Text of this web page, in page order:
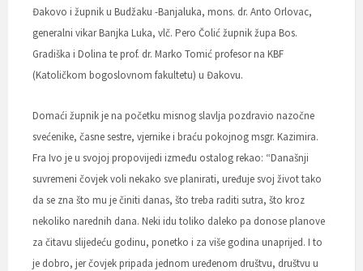
Đakovo i župnik u Budžaku -Banjaluka, mons. dr. Anto Orlovac,
generalni vikar Banjka Luka, vlč. Pero Čolić župnik župa Bos.
Gradiška i Dolina te prof. dr. Marko Tomić profesor na KBF
(Katoličkom bogoslovnom fakultetu) u Đakovu.
Domaći župnik je na početku misnog slavlja pozdravio nazočne
svećenike, časne sestre, vjernike i braću pokojnog msgr. Kazimira.
Fra Ivo je u svojoj propovijedi između ostalog rekao: “Današnji
suvremeni čovjek voli nekako sve planirati, uređuje svoj život tako
da se zna što mu je činiti danas, što treba raditi sutra, što kroz
nekoliko narednih dana. Neki idu toliko daleko pa donose planove
za čitavu slijedeću godinu, ponetko i za više godina unaprijed. I to
je dobro, jer čovjek pripada jednom uređenom društvu, društvu u